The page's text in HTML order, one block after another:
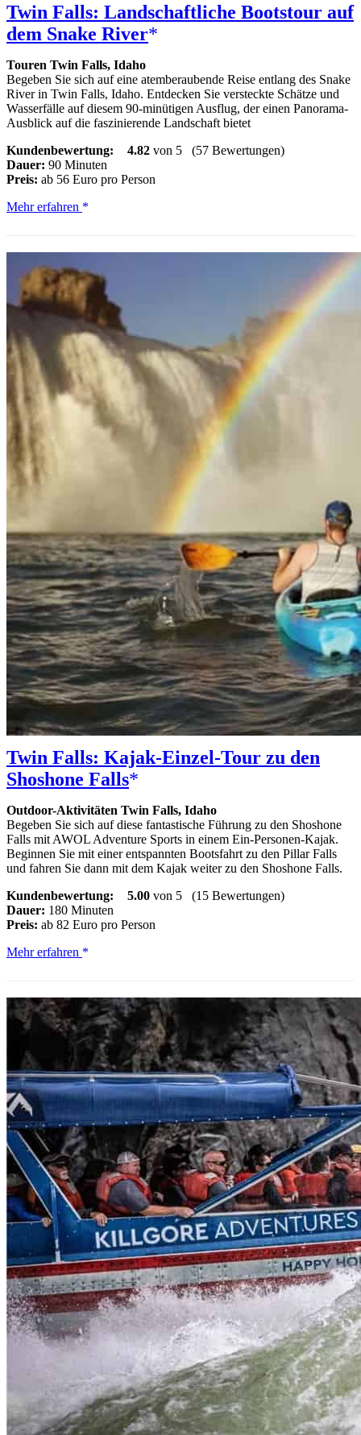
Twin Falls: Landschaftliche Bootstour auf
dem Snake River
Touren Twin Falls, Idaho
Begeben Sie sich auf eine atemberaubende Reise entlang des Snake
River in Twin Falls, Idaho. Entdecken Sie versteckte Schätze und
Wasserfälle auf diesem 90-minütigen Ausflug, der einen Panorama-
Ausblick auf die faszinierende Landschaft bietet
Kundenbewertung:
4.82 von 5 (57 Bewertungen)
Dauer: 90 Minuten
Preis: ab 56 Euro pro Person
Twin
Bootstour
dem
Snake
River
Mehr erfahren
Twin Falls: Kajak-Einzel-Tour zu den
Shoshone Falls
Outdoor-Aktivitäten Twin Falls, Idaho
Begeben Sie sich auf diese fantastische Führung zu den Shoshone
Falls mit AWOL Adventure Sports in einem Ein-Personen-Kajak.
Beginnen Sie mit einer entspannten Bootsfahrt zu den Pillar Falls
und fahren Sie dann mit dem Kajak weiter zu den Shoshone Falls.
Kundenbewertung:
5.00 von 5 (15 Bewertungen)
Dauer: 180 Minuten
Preis: ab 82 Euro pro Person
Twin
Einzel-
Tour
Shoshone
Falls
Mehr erfahren